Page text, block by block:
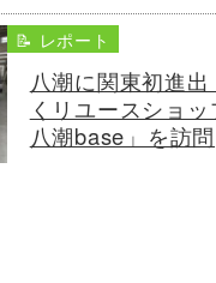
📝 レポート
八潮に関東初進
くリユースショ
八潮base」を訪問